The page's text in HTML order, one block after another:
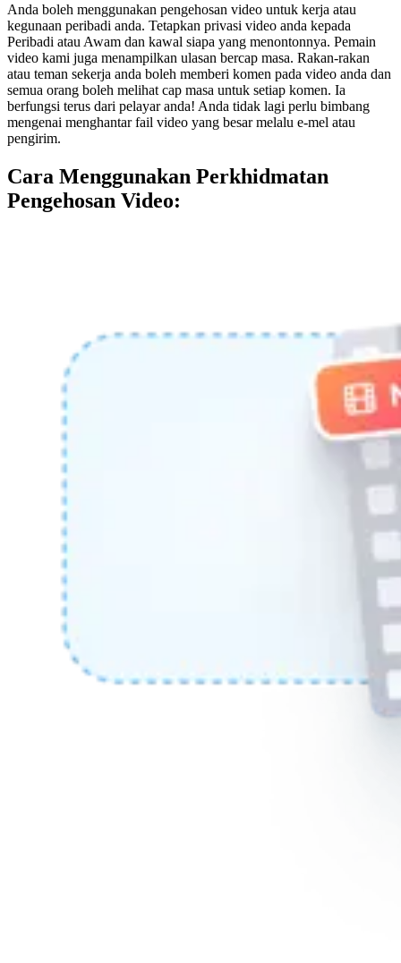
Anda boleh menggunakan pengehosan video untuk kerja atau
kegunaan peribadi anda. Tetapkan privasi video anda kepada
Peribadi atau Awam dan kawal siapa yang menontonnya. Pemain
video kami juga menampilkan ulasan bercap masa. Rakan-rakan
atau teman sekerja anda boleh memberi komen pada video anda dan
semua orang boleh melihat cap masa untuk setiap komen. Ia
berfungsi terus dari pelayar anda! Anda tidak lagi perlu bimbang
mengenai menghantar fail video yang besar melalu e-mel atau
pengirim.
Cara Menggunakan Perkhidmatan
Pengehosan Video: